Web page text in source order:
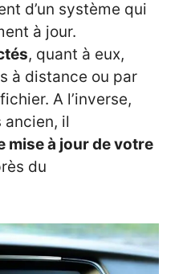
d’un système qui
à jour.
, quant à eux,
à distance ou par
A l’inverse,
ancien, il
mise à jour de votre
du